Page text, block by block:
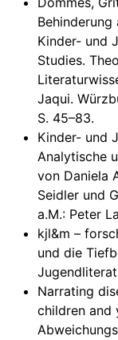
Kinder- und
Studies.
Jaqui.
S. 45–83.
Kinder- und
Analytische
von Daniela
Seidler und
a.M.: Peter
kjl&m –
und die
Narrating
children and